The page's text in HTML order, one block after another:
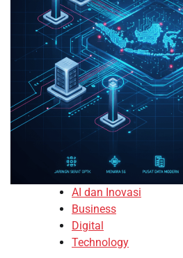
AI dan Inovasi
Business
Digital
Technology